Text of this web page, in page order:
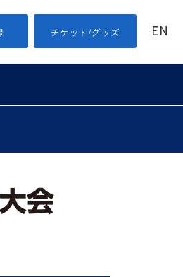
チケット/グッズ EN